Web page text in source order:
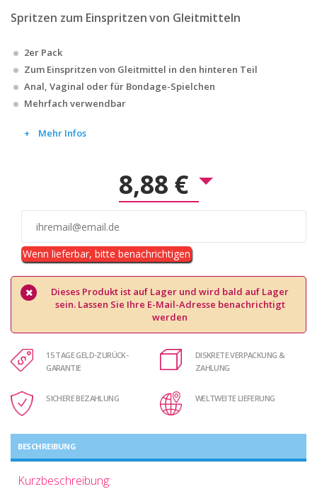
Spritzen zum Einspritzen von Gleitmitteln
2er Pack
Zum Einspritzen von Gleitmittel in den hinteren Teil
Anal, Vaginal oder für Bondage-Spielchen
Mehrfach verwendbar
Mehr Infos
8,88 €
Wenn lieferbar, bitte benachrichtigen
Dieses Produkt ist auf Lager und wird bald auf Lager
sein. Lassen Sie Ihre E-Mail-Adresse benachrichtigt
werden
15 TAGE GELD-ZURÜCK-
GARANTIE
DISKRETE VERPACKUNG &
ZAHLUNG
SICHERE BEZAHLUNG WELTWEITE LIEFERUNG
BESCHREIBUNG
Kurzbeschreibung: